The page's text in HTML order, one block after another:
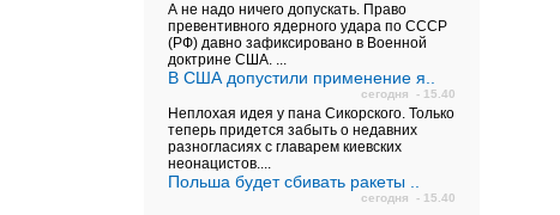
А не надо ничего допускать. Право
превентивного ядерного удара по СССР
(РФ) давно зафиксировано в Военной
доктрине США. ...
В США допустили применение я..
сегодня - 15.40
Неплохая идея у пана Сикорского. Только
теперь придется забыть о недавних
разногласиях с главарем киевских
неонацистов....
Польша будет сбивать ракеты ..
сегодня - 15.40